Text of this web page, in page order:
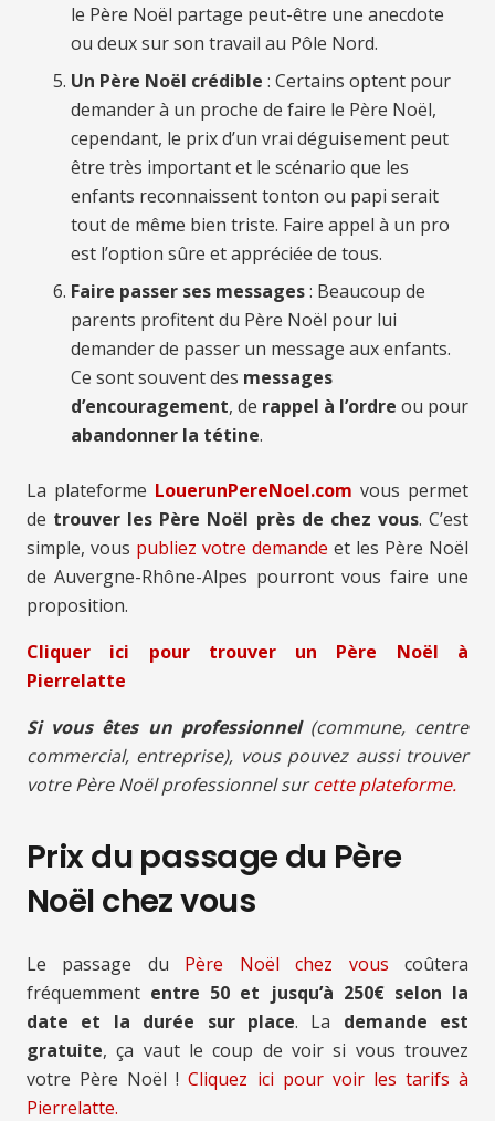
le Père Noël partage peut-être une anecdote
ou deux sur son travail au Pôle Nord.
Un Père Noël crédible : Certains optent pour
demander à un proche de faire le Père Noël,
cependant, le prix d’un vrai déguisement peut
être très important et le scénario que les
enfants reconnaissent tonton ou papi serait
tout de même bien triste. Faire appel à un pro
est l’option sûre et appréciée de tous.
Faire passer ses messages: Beaucoup de
parents profitent du Père Noël pour lui
demander de passer un message aux enfants.
Ce sont souvent des messages
d’encouragement, de rappel à l’ordre ou pour
abandonner la tétine.
La plateforme LouerunPereNoel.com vous permet
de trouver les Père Noël près de chez vous. C’est
simple, vous publiez votre demande et les Père Noël
de Auvergne-Rhône-Alpes pourront vous faire une
proposition.
Cliquer ici pour trouver un Père Noël à
Pierrelatte
Si vous êtes un professionnel(commune, centre
commercial, entreprise), vous pouvez aussi trouver
votre Père Noël professionnel surcette plateforme.
Prix du passage du Père
Noël chez vous
Le passage du Père Noël chez vous coûtera
fréquemment entre 50 et jusqu’à 250€ selon la
date et la durée sur place. La demande est
gratuite, ça vaut le coup de voir si vous trouvez
votre Père Noël !Cliquez ici pour voir les tarifs à
Pierrelatte.